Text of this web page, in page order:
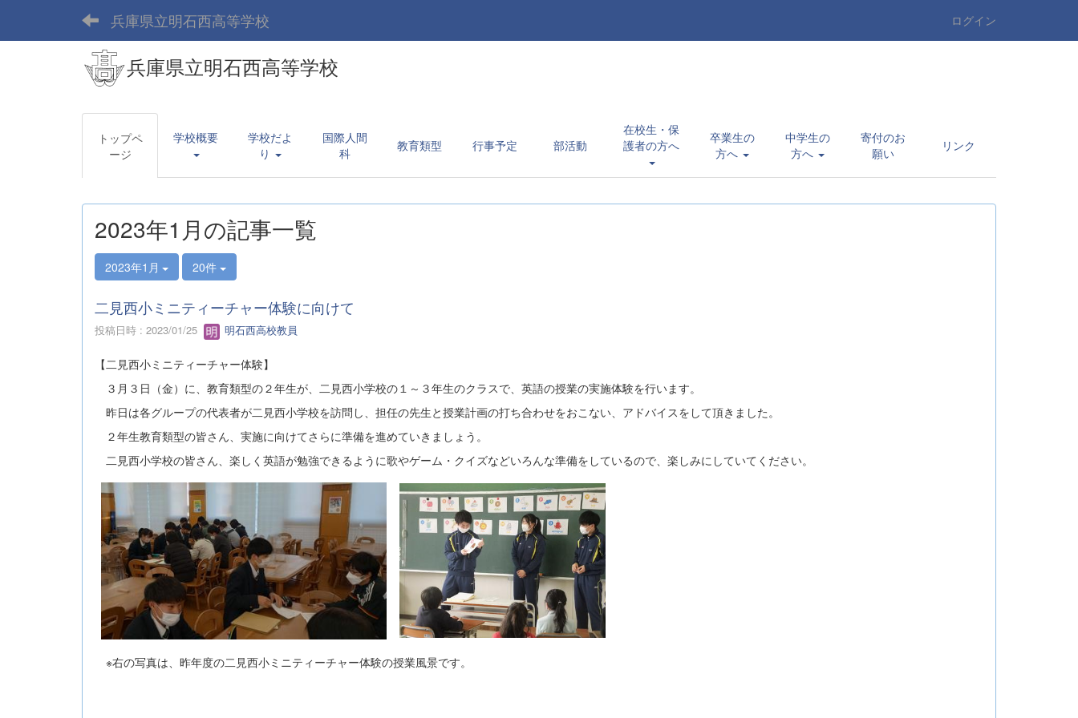
兵庫県立明石西高等学校 ログイン
兵庫県立明石西高等学校
トップペ
ージ
学校概要
学校だよ
り
国際人間
科
教育類型 行事予定 部活動
在校生・保
護者の方へ
卒業生の
方へ
中学生の
方へ
寄付のお
願い
リンク
2023年1月の記事一覧
2023年1月 20件
二見西小ミニティーチャー体験に向けて
投稿日時 : 2023/01/25 明石西高校教員
【二見西小ミニティーチャー体験】
３月３日（金）に、教育類型の２年生が、二見西小学校の１～３年生のクラスで、英語の授業の実施体験を行います。
昨日は各グループの代表者が二見西小学校を訪問し、担任の先生と授業計画の打ち合わせをおこない、アドバイスをして頂きました。
２年生教育類型の皆さん、実施に向けてさらに準備を進めていきましょう。
二見西小学校の皆さん、楽しく英語が勉強できるように歌やゲーム・クイズなどいろんな準備をしているので、楽しみにしていてください。
※右の写真は、昨年度の二見西小ミニティーチャー体験の授業風景です。